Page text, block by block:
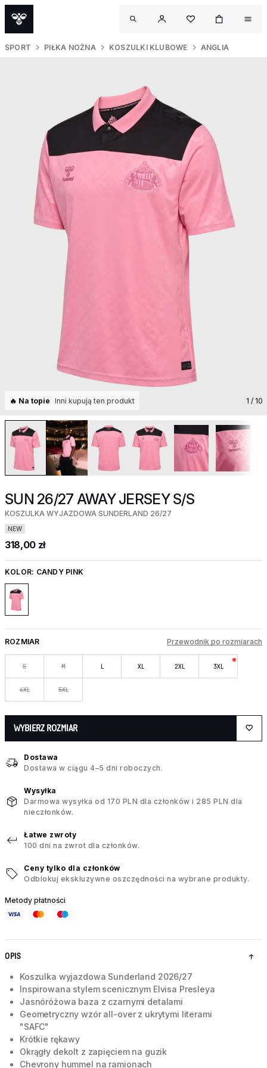
SPORT PIŁKA NOŻNA KOSZULKI KLUBOWE ANGLIA
🔥 Na topie Inni kupują ten produkt 1 / 10
SUN 26/27 AWAY JERSEY S/S
KOSZULKA WYJAZDOWA SUNDERLAND 26/27
NEW
318,00 zł
KOLOR: CANDY PINK
ROZMIAR Przewodnik po rozmiarach
S M L XL 2XL 3XL
4XL 5XL
WYBIERZ ROZMIAR
Dostawa
Dostawa w ciągu 4–5 dni roboczych.
Wysyłka
Darmowa wysyłka od 170 PLN dla członków i 285 PLN dla
nieczłonków.
Łatwe zwroty
100 dni na zwrot dla członków.
Ceny tylko dla członków
Odblokuj ekskluzywne oszczędności na wybrane produkty.
Metody płatności
OPIS
Koszulka wyjazdowa Sunderland 2026/27
Inspirowana stylem scenicznym Elvisa Presleya
Jasnóróżowa baza z czarnymi detalami
Geometryczny wzór all-over z ukrytymi literami
"SAFC"
Krótkie rękawy
Okrągły dekolt z zapięciem na guzik
Chevrony hummel na ramionach